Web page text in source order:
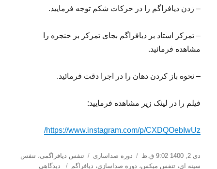
– زدن دیافراگم را در حرکات شکم توجه فرمایید.
– تمرکز استاد بر دیافراگم بجای تمرکز بر حنجره را
مشاهده فرمائید.
– نحوه باز کردن دهان را در اجرا دقت فرمائید.
فیلم را در لینک زیر مشاهده فرمایید:
https://www.instagram.com/p/CXDQOebIwUz/
ارسال
شده
دی 2, 1400 9:02 ق.ظ دسته‌ها
دوره صداسازی برچسب‌ها
تنفس دیافراگمی،تنفس
سینه ای،تنفس میکس، دوره صداسازی، دیافراگم
برای
دیدگاهی